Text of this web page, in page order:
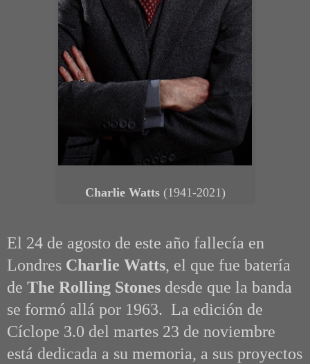
Charlie Watts(1941-2021)
El 24 de agosto de este año fallecía en
Londres Charlie Watts, el que fue batería
de The Rolling Stones desde que la banda
se formó allá por 1963. La edición de
Cíclope 3.0 del martes 23 de noviembre
está dedicada a su memoria, a sus proyectos